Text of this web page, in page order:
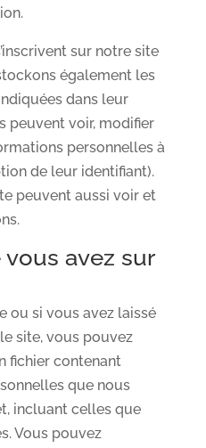
sur notre site
également les
dans leur
peuvent voir, modifier
personnelles à
de leur identifiant).
peuvent aussi voir et
avez sur
ou si vous avez laissé
site, vous pouvez
fichier contenant
que nous
incluant celles que
Vous pouvez